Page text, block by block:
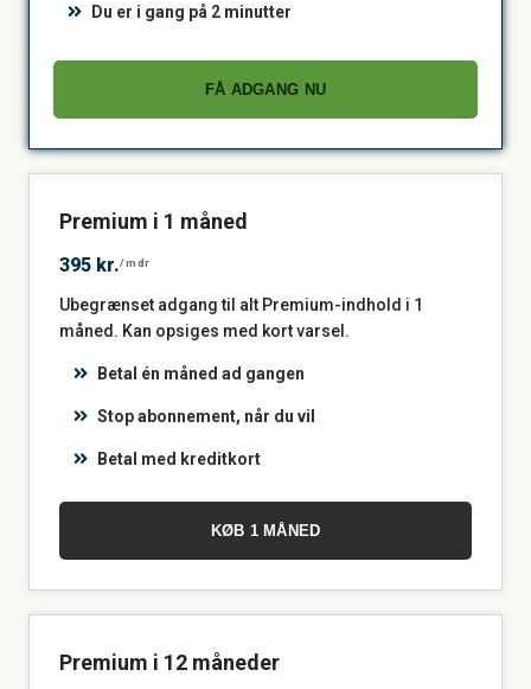
Du er i gang på 2 minutter
FÅ ADGANG NU
Premium i 1 måned
395 kr./mdr
Ubegrænset adgang til alt Premium-indhold i 1
måned. Kan opsiges med kort varsel.
Betal én måned ad gangen
Stop abonnement, når du vil
Betal med kreditkort
KØB 1 MÅNED
Premium i 12 måneder